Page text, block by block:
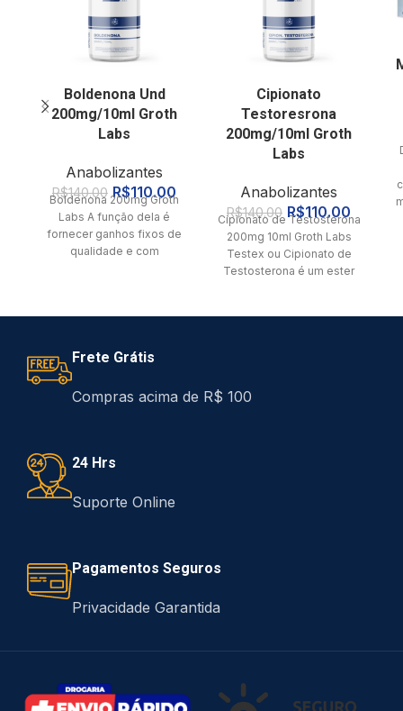
Boldenona Und
200mg/10ml Groth
Labs
Anabolizantes
R$140.00 R$110.00
Boldenona 200mg Groth
Labs A função dela é
fornecer ganhos fixos de
qualidade e com
Cipionato
Testoresrona
200mg/10ml Groth
Labs
Anabolizantes
R$140.00 R$110.00
Cipionato de Testosterona
200mg 10ml Groth Labs
Testex ou Cipionato de
Testosterona é um ester
Frete Grátis
Compras acima de R$ 100
24 Hrs
Suporte Online
Pagamentos Seguros
Privacidade Garantida